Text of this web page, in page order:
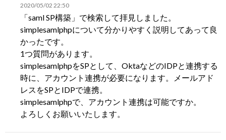
2020/05/02 22:50
「saml SP構築」で検索して拝見しました。
simplesamlphpについて分かりやすく説明してあって良
かったです。
1つ質問があります。
simplesamlphpをSPとして、OktaなどのIDPと連携する
時に、アカウント連携が必要になります。メールアド
レスをSPとIDPで連携。
simplesamlphpで、アカウント連携は可能ですか。
よろしくお願いいたします。